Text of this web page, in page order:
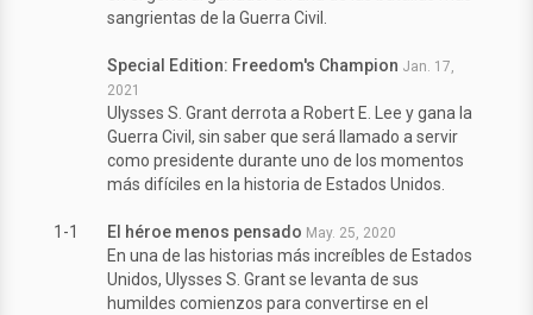
sangrientas de la Guerra Civil.
Special Edition: Freedom's Champion Jan. 17,
2021
Ulysses S. Grant derrota a Robert E. Lee y gana la
Guerra Civil, sin saber que será llamado a servir
como presidente durante uno de los momentos
más difíciles en la historia de Estados Unidos.
1-1 El héroe menos pensado May. 25, 2020
En una de las historias más increíbles de Estados
Unidos, Ulysses S. Grant se levanta de sus
humildes comienzos para convertirse en el